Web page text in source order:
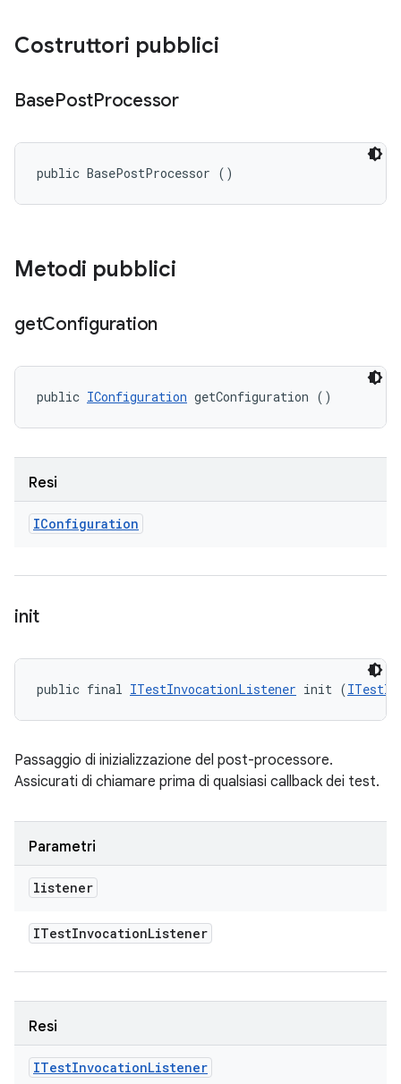
Costruttori pubblici
BasePostProcessor
public BasePostProcessor ()
Metodi pubblici
getConfiguration
public IConfiguration getConfiguration ()
Resi
IConfiguration
init
public final ITestInvocationListener init (
Passaggio di inizializzazione del post-processore.
Assicurati di chiamare prima di qualsiasi callback dei test.
Parametri
listener
ITestInvocationListener
Resi
ITestInvocationListener